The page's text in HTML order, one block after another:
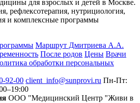
для взрослых и детей в Москве.
рефлексотерапия, нутрициология,
и комплексные программы
Маршрут Дмитриева А.А.
После родов Цены Врачи
обработки персональных
92-00 client_info@sunprovi.ru Пн-Пт:
ООО "Медицинский Центр "Живи в